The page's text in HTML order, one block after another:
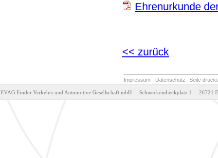
Ehrenurkunde
<< zurück
Impressum Datenschutz Seite
EVAG Emder Verkehrs und Automotive Gesellschaft mbH     Schweckendieckplatz 1